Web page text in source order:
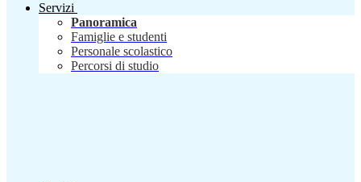
Servizi
Panoramica
Famiglie e studenti
Personale scolastico
Percorsi di studio